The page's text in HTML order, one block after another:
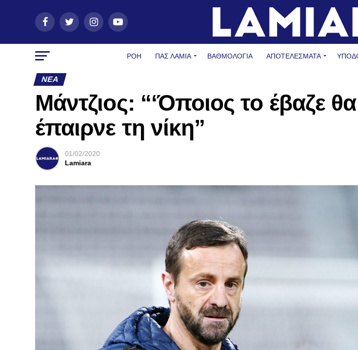
ΡΟΗ ΠΑΣ ΛΑΜΊΑ ΒΑΘΜΟΛΟΓΙΑ ΑΠΟΤΕΛΕΣΜΑΤΑ
ΝΈΑ
Mάντζιος: “‘Όποιος το έβαζε θα
έπαιρνε τη νίκη”
01/02/2020
Lamiara